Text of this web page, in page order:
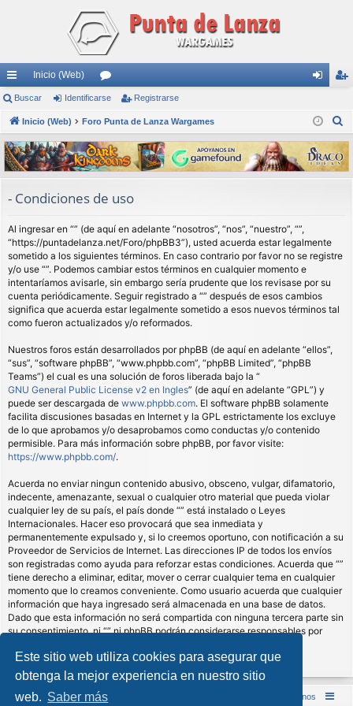
Este sitio web utiliza cookies para asegurar que
obtenga la mejor experiencia en nuestro sitio
web. Saber más
nl
ac
es
rá
s
Inicio (Web)
or
os nti
fic
ar
ist
ra
rs
Buscar Identificarse Registrarse
Inicio (Web) Foro Punta de Lanza Wargames
s
c
- Condiciones de uso
Al ingresar en “” (de aquí en adelante “nosotros”, “nos”, “nuestro”, “”,
“https://puntadelanza.net/Foro/phpBB3”), usted acuerda estar legalmente
sometido a los siguientes términos. En caso contrario por favor no se registre
y/o use “”. Podemos cambiar estos términos en cualquier momento e
intentaríamos avisarle, sin embargo sería prudente que los revisase por su
cuenta periódicamente. Seguir registrado a “” después de esos cambios
significa que acuerda estar legalmente sometido a esos nuevos términos tal
como fueron actualizados y/o reformados.
Nuestros foros están desarrollados por phpBB (de aquí en adelante “ellos”,
“sus”, “software phpBB”, “www.phpbb.com”, “phpBB Limited”, “phpBB
Teams”) el cual es una solución de foros liberada bajo la “
GNU General Public License v2 en Ingles” (de aquí en adelante “GPL”) y
puede ser descargada de www.phpbb.com. El software phpBB solamente
facilita discusiones basadas en Internet y la GPL estrictamente los excluye
de lo que aprobamos y/o desaprobamos como conductas y/o contenido
permisible. Para más información sobre phpBB, por favor visite:
https://www.phpbb.com/.
Acuerda no enviar ningun contenido abusivo, obsceno, vulgar, difamatorio,
indecente, amenazante, sexual o cualquier otro material que pueda violar
cualquier ley de su país, el país donde “” está instalado o Leyes
Internacionales. Hacer eso provocará que sea inmediata y
permanentemente expulsado y, si lo creemos oportuno, con notificación a su
Proveedor de Servicios de Internet. Las direcciones IP de todos los envíos
son registradas como ayuda para reforzar estas condiciones. Acuerda que “”
tiene derecho a eliminar, editar, mover o cerrar cualquier tema en cualquier
momento que lo creamos conveniente. Como usuario acuerda que cualquier
información que haya ingresado será almacenada en una base de datos.
Dado que esta información no será compartida con ninguna tercera parte sin
su consentimiento, ni “” ni phpBB podrán considerarse responsables por
comprometidos.
Inicio (Web) Foro Punta de Lanza Wargames Contáctenos